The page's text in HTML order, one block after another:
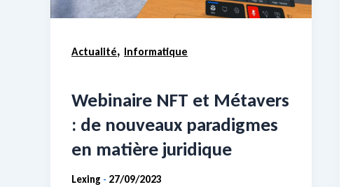
Actualité, Informatique
Webinaire NFT et Métavers
: de nouveaux paradigmes
en matière juridique
Lexing - 27/09/2023